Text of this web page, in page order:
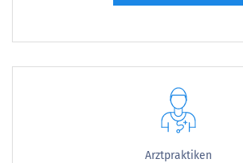
Arztpraktiken